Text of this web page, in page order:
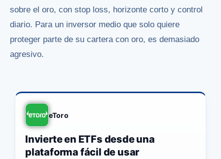
sobre el oro, con stop loss, horizonte corto y control
diario. Para un inversor medio que solo quiere
proteger parte de su cartera con oro, es demasiado
agresivo.
eToro
Invierte en ETFs desde una
plataforma fácil de usar